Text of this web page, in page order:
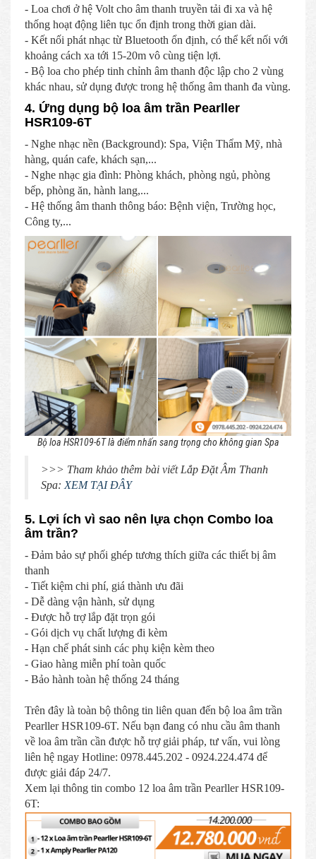
- Loa chơi ở hệ Volt cho âm thanh truyền tải đi xa và hệ
thống hoạt động liên tục ổn định trong thời gian dài.
- Kết nối phát nhạc từ Bluetooth ổn định, có thể kết nối với
khoảng cách xa tới 15-20m vô cùng tiện lợi.
- Bộ loa cho phép tinh chỉnh âm thanh độc lập cho 2 vùng
khác nhau, sử dụng được trong hệ thống âm thanh đa vùng.
4. Ứng dụng bộ loa âm trần Pearller
HSR109-6T
- Nghe nhạc nền (Background): Spa, Viện Thẩm Mỹ, nhà
hàng, quán cafe, khách sạn,...
- Nghe nhạc gia đình: Phòng khách, phòng ngủ, phòng
bếp, phòng ăn, hành lang,...
- Hệ thống âm thanh thông báo: Bệnh viện, Trường học,
Công ty,...
Bộ loa HSR109-6T là điểm nhấn sang trọng cho không gian Spa
>>> Tham khảo thêm bài viết Lắp Đặt Âm Thanh
Spa: XEM TẠI ĐÂY
5. Lợi ích vì sao nên lựa chọn Combo loa
âm trần?
- Đảm bảo sự phối ghép tương thích giữa các thiết bị âm
thanh
- Tiết kiệm chi phí, giá thành ưu đãi
- Dễ dàng vận hành, sử dụng
- Được hỗ trợ lắp đặt trọn gói
- Gói dịch vụ chất lượng đi kèm
- Hạn chế phát sinh các phụ kiện kèm theo
- Giao hàng miễn phí toàn quốc
- Bảo hành toàn hệ thống 24 tháng
Trên đây là toàn bộ thông tin liên quan đến bộ loa âm trần
Pearller HSR109-6T. Nếu bạn đang có nhu cầu âm thanh
về loa âm trần cần được hỗ trợ giải pháp, tư vấn, vui lòng
liên hệ ngay Hotline: 0978.445.202 - 0924.224.474 để
được giải đáp 24/7.
Xem lại thông tin combo 12 loa âm trần Pearller HSR109-
6T: